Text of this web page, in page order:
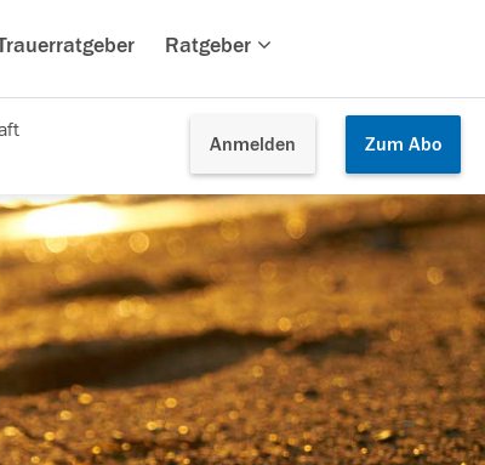
Ratgeber
Anmelden Zum Abo